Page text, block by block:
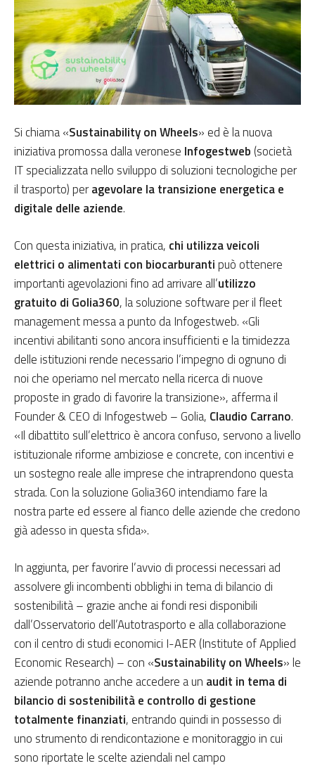
Si chiama «Sustainability on Wheels» ed è la nuova
iniziativa promossa dalla veronese Infogestweb (società
IT specializzata nello sviluppo di soluzioni tecnologiche per
il trasporto) peragevolare la transizione energetica e
digitale delle aziende.
Con questa iniziativa, in pratica, chi utilizza veicoli
elettrici o alimentati con biocarburantipuò ottenere
importanti agevolazioni fino ad arrivare all’utilizzo
gratuito di Golia360, la soluzione software per il fleet
management messa a punto da Infogestweb. «Gli
incentivi abilitanti sono ancora insufficienti e la timidezza
delle istituzioni rende necessario l’impegno di ognuno di
noi che operiamo nel mercato nella ricerca di nuove
proposte in grado di favorire la transizione», afferma il
Founder & CEO di Infogestweb – Golia, Claudio Carrano.
«Il dibattito sull’elettrico è ancora confuso, servono a livello
istituzionale riforme ambiziose e concrete, con incentivi e
un sostegno reale alle imprese che intraprendono questa
strada. Con la soluzione Golia360 intendiamo fare la
nostra parte ed essere al fianco delle aziende che credono
già adesso in questa sfida».
In aggiunta, per favorire l’avvio di processi necessari ad
assolvere gli incombenti obblighi in tema di bilancio di
sostenibilità – grazie anche ai fondi resi disponibili
dall’Osservatorio dell’Autotrasporto e alla collaborazione
con il centro di studi economici I-AER (Institute of Applied
Economic Research) – con «Sustainability on Wheels» le
aziende potranno anche accedere a un audit in tema di
bilancio di sostenibilità e controllo di gestione
totalmente finanziati, entrando quindi in possesso di
uno strumento di rendicontazione e monitoraggio in cui
sono riportate le scelte aziendali nel campo